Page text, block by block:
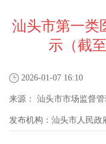
汕头市第一类
示（截
2026-01-07 16:10
来源： 汕头市市场监督管
发布机构： 汕头市人民政